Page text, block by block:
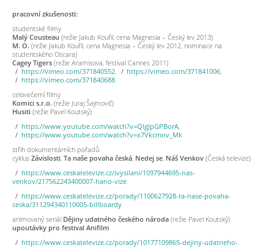
pracovní zkušenosti:
studentské filmy
Malý Cousteau (režie Jakub Kouřil, cena Magnesia – Český lev 2013)
M. O. (režie Jakub Kouřil, cena Magnesia – Český lev 2012, nominace na
studentského Oscara)
Cagey Tigers (režie Aramisova, festival Cannes 2011)
https://vimeo.com/371840552, https://vimeo.com/371841006,
https://vimeo.com/371840688
celovečerní filmy
Komici s.r.o. (režie Juraj Šajmovič)
Husiti (režie Pavel Koutský)
https://www.youtube.com/watch?v=QlgJpGPBorA,
https://www.youtube.com/watch?v=x7Vkcmnv_Mk
střih dokumentárních pořadů
cyklus Závislosti, Ta naše povaha česká, Nedej se, Náš Venkov (Česká televize)
https://www.ceskatelevize.cz/ivysilani/1097944695-nas-
venkov/217562243400007-hano-vize
https://www.ceskatelevize.cz/porady/1100627928-ta-nase-povaha-
ceska/311294340110005-billboardy
animovaný seriál Dějiny udatného českého národa (režie Pavel Koutský)
upoutávky pro festival Anifilm
https://www.ceskatelevize.cz/porady/10177109865-dejiny-udatneho-